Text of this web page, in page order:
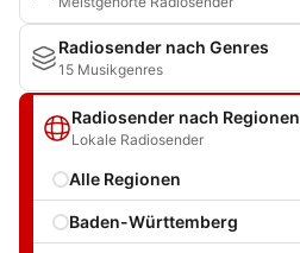
Radiosender nach Genres
15 Musikgenres
Radiosender nach Regionen
Lokale Radiosender
Alle Regionen
Baden-Württemberg